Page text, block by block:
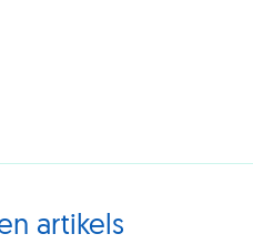
artikels